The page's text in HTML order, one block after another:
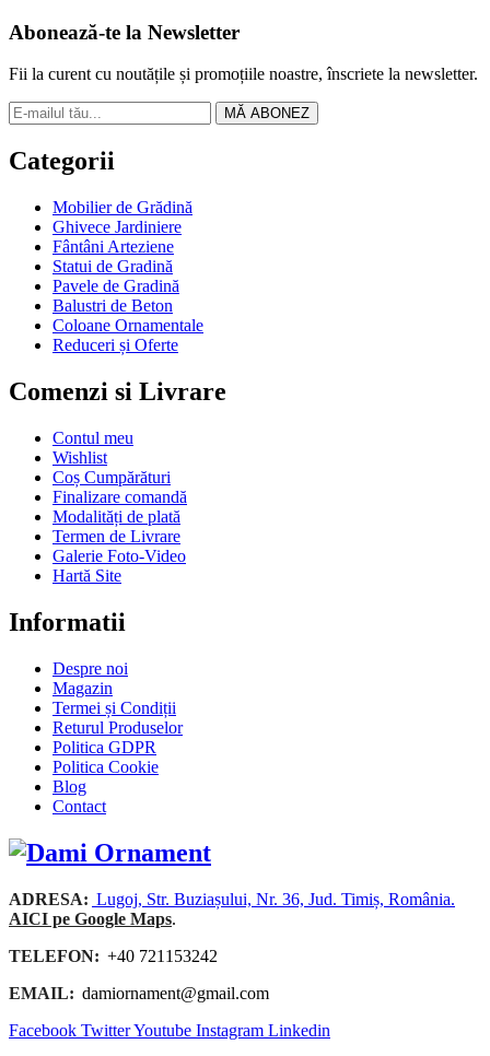
Abonează-te la Newsletter
Fii la curent cu noutățile și promoțiile noastre, înscriete la newsletter.
MĂ ABONEZ
Categorii
Mobilier de Grădină
Ghivece Jardiniere
Fântâni Arteziene
Statui de Gradină
Pavele de Gradină
Balustri de Beton
Coloane Ornamentale
Reduceri și Oferte
Comenzi si Livrare
Contul meu
Wishlist
Coș Cumpărături
Finalizare comandă
Modalități de plată
Termen de Livrare
Galerie Foto-Video
Hartă Site
Informatii
Despre noi
Magazin
Termei și Condiții
Returul Produselor
Politica GDPR
Politica Cookie
Blog
Contact
ADRESA: Lugoj, Str. Buziașului, Nr. 36, Jud. Timiș, România.
AICI pe Google Maps.
TELEFON: +40 721153242
EMAIL: damiornament@gmail.com
Facebook TwitterYoutube Instagram Linkedin